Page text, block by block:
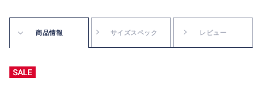
商品情報 サイズスペック レビュー